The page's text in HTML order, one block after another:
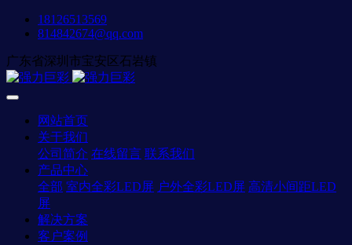
18126513569
814842674@qq.com
广东省深圳市宝安区石岩镇
网站首页
关于我们
公司简介 在线留言 联系我们
产品中心
全部 室内全彩LED屏 户外全彩LED屏 高清小间距LED
屏
解决方案
客户案例